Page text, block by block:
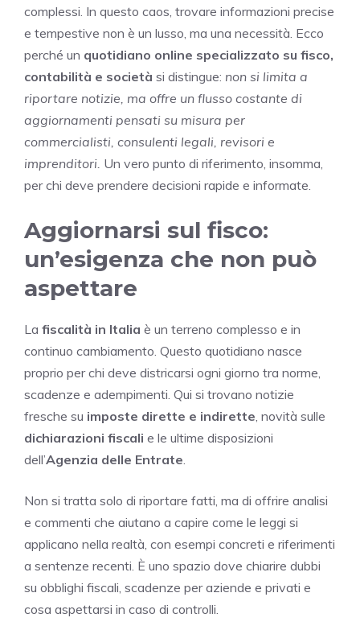
complessi. In questo caos, trovare informazioni precise
e tempestive non è un lusso, ma una necessità. Ecco
perché un quotidiano online specializzato su fisco,
contabilità e società si distingue: non si limita a
riportare notizie, ma offre un flusso costante di
aggiornamenti pensati su misura per
commercialisti, consulenti legali, revisori e
imprenditori. Un vero punto di riferimento, insomma,
per chi deve prendere decisioni rapide e informate.
Aggiornarsi sul fisco:
un’esigenza che non può
aspettare
La fiscalità in Italia è un terreno complesso e in
continuo cambiamento. Questo quotidiano nasce
proprio per chi deve districarsi ogni giorno tra norme,
scadenze e adempimenti. Qui si trovano notizie
fresche su imposte dirette e indirette , novità sulle
dichiarazioni fiscali e le ultime disposizioni
dell’Agenzia delle Entrate
Non si tratta solo di riportare fatti, ma di offrire analisi
e commenti che aiutano a capire come le leggi si
applicano nella realtà, con esempi concreti e riferimenti
a sentenze recenti. È uno spazio dove chiarire dubbi
su obblighi fiscali, scadenze per aziende e privati e
cosa aspettarsi in caso di controlli.